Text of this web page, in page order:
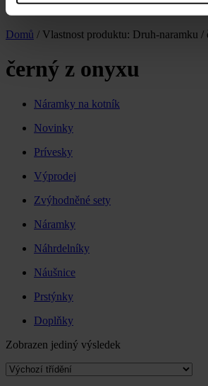
Domů / Vlastnost produktu: Druh-naramku /
černý z onyxu
Náramky na kotník
Novinky
Prívesky
Výprodej
Zvýhodněné sety
Náramky
Náhrdelníky
Náušnice
Prstýnky
Doplňky
Zobrazen jediný výsledek